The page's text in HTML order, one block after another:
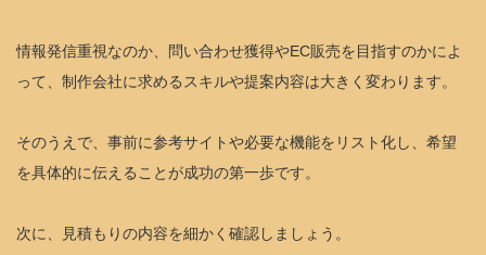
情報発信重視なのか、問い合わせ獲得やEC販売を目指すのかによ
って、制作会社に求めるスキルや提案内容は大きく変わります。
そのうえで、事前に参考サイトや必要な機能をリスト化し、希望
を具体的に伝えることが成功の第一歩です。
次に、見積もりの内容を細かく確認しましょう。